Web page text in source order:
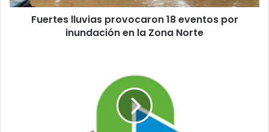
la
Fuertes lluvias provocaron 18 eventos por
inundación en la Zona Norte